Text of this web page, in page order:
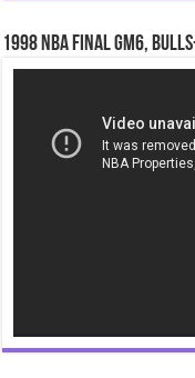
1998 NBA Final gm6,